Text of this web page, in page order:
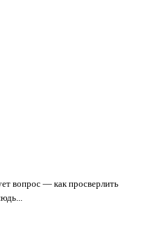
вопрос — как просверлить